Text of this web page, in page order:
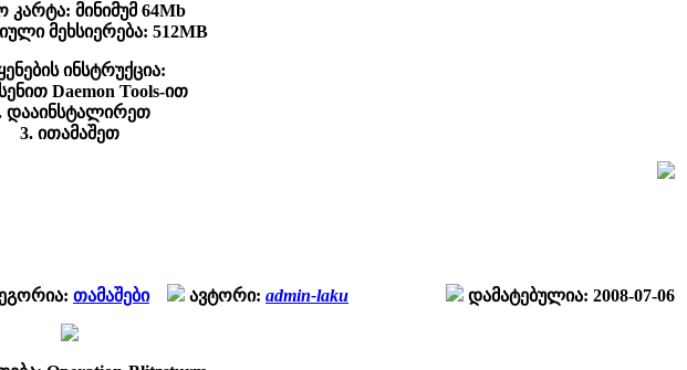
კარტა: მინიმუმ 64Mb
მეხსიერება: 512MB
ინსტრუქცია:
Daemon Tools-ით
დააინსტალირეთ
3. ითამაშეთ
თამაშები ავტორი: admin-laku დამატებულია: 2008-07-06